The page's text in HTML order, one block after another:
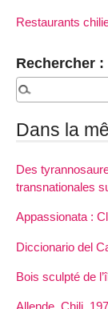
Restaurants
Rechercher :
Dans la
Des
transnationales
Appassionata :
Diccionario del
Bois sculpté de
Allende, Chili,